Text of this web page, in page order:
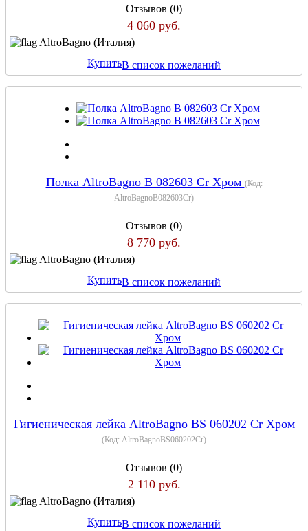
Отзывов (0)
4 060 руб.
AltroBagno (Италия)
КупитьВ список пожеланий
Полка AltroBagno B 082603 Cr Хром (Код:
AltroBagnoB082603Cr)
Отзывов (0)
8 770 руб.
AltroBagno (Италия)
КупитьВ список пожеланий
Гигиеническая лейка AltroBagno BS 060202 Cr Хром
(Код: AltroBagnoBS060202Cr)
Отзывов (0)
2 110 руб.
AltroBagno (Италия)
КупитьВ список пожеланий